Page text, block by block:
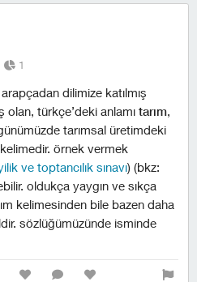
1
dilimize katılmış
türkçe’deki anlamı tarım,
tarımsal üretimdeki
örnek vermek
ve toptancılık sınavı) (bkz:
oldukça yaygın ve sıkça
kelimesinden bile bazen daha
sözlüğümüzünde isminde